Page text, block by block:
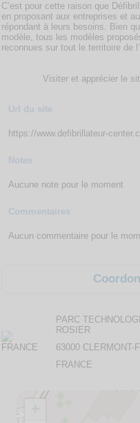
C’est pour cette raison que
en proposant aux entreprises et
répondant à leurs besoins. Bien
modèle, tous les modèles
reconnues sur tout le territoire de
Visiter et apprécier le
Url du site
https://www.defibrillateur-
Notes
Aucune note pour le moment
Commentaires
Aucun commentaire pour le
PARC
ROSIER
63000 CLERMONT-
FRANCE